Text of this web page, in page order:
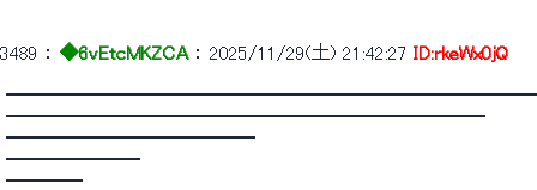
3489 ： ◆6vEtcMKZCA ： 2025/11/29(土) 21:42:27 ID:rkeWx0jQ
━━━━━━━━━━━━━━━━━━━━━━━━━
━━━━━━━━━━━━━
━━━━━━━
━━━━